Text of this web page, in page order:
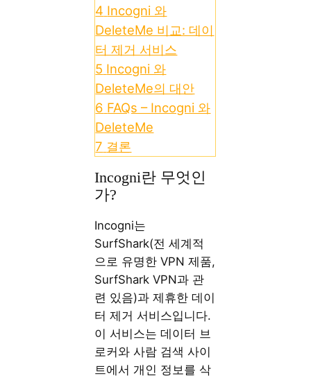
4 Incogni 와
DeleteMe 비교: 데이
터 제거 서비스
5 Incogni 와
DeleteMe의 대안
6 FAQs – Incogni 와
DeleteMe
7 결론
Incogni란 무엇인
가?
Incogni는
SurfShark(전 세계적
으로 유명한 VPN 제품,
SurfShark VPN과 관
련 있음)과 제휴한 데이
터 제거 서비스입니다.
이 서비스는 데이터 브
로커와 사람 검색 사이
트에서 개인 정보를 삭